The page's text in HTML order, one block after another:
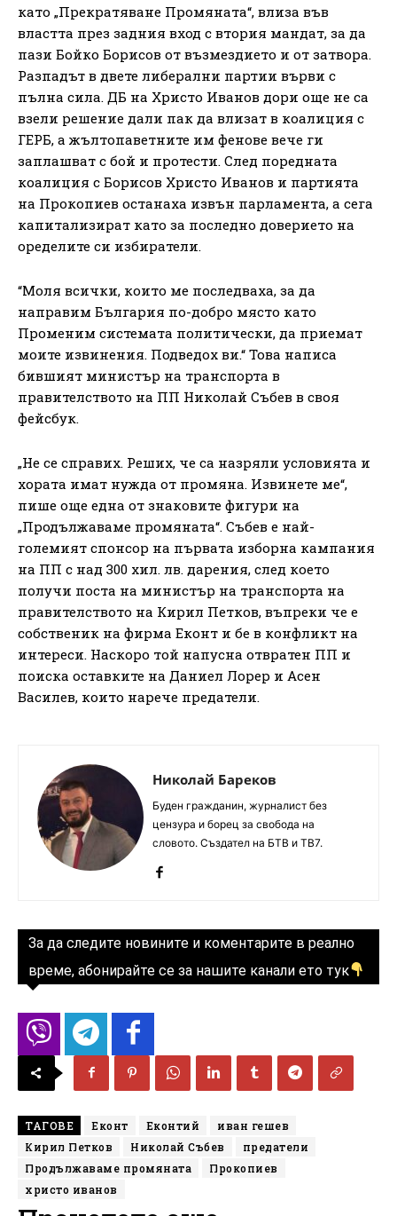
като „Прекратяване Промяната“, влиза във
властта през задния вход с втория мандат, за да
пази Бойко Борисов от възмездието и от затвора.
Разпадът в двете либерални партии върви с
пълна сила. ДБ на Христо Иванов дори още не са
взели решение дали пак да влизат в коалиция с
ГЕРБ, а жълтопаветните им фенове вече ги
заплашват с бой и протести. След поредната
коалиция с Борисов Христо Иванов и партията
на Прокопиев останаха извън парламента, а сега
капитализират като за последно доверието на
оределите си избиратели.
“Моля всички, които ме последваха, за да
направим България по-добро място като
Променим системата политически, да приемат
моите извинения. Подведох ви.“ Това написа
бившият министър на транспорта в
правителството на ПП Николай Събев в своя
фейсбук.
„Не се справих. Реших, че са назряли условията и
хората имат нужда от промяна. Извинете ме“,
пише още една от знаковите фигури на
„Продължаваме промяната“. Събев е най-
големият спонсор на първата изборна кампания
на ПП с над 300 хил. лв. дарения, след което
получи поста на министър на транспорта на
правителството на Кирил Петков, въпреки че е
собственик на фирма Еконт и бе в конфликт на
интереси. Наскоро той напусна отвратен ПП и
поиска оставките на Даниел Лорер и Асен
Василев, които нарече предатели.
Николай Бареков
Буден гражданин, журналист без
цензура и борец за свобода на
словото. Създател на БТВ и ТВ7.
За да следите новините и коментарите в реално
време, абонирайте се за нашите канали ето тук
ТАГОВЕ Еконт Еконтий
иван гешев
Кирил Петков
Николай Събев
предатели
Продължаваме промяната
Прокопиев
христо иванов